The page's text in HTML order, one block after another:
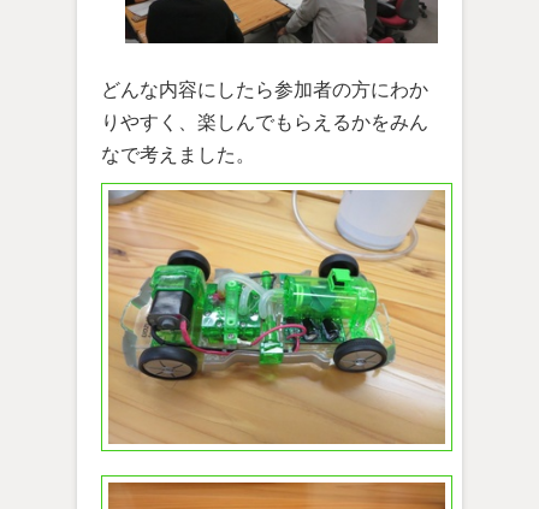
どんな内容にしたら参加者の方にわか
りやすく、楽しんでもらえるかをみん
なで考えました。